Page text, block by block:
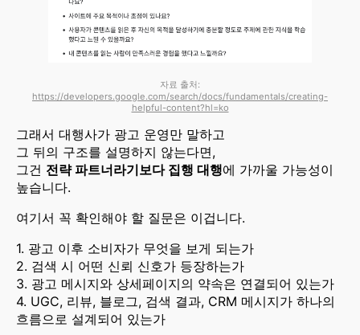
자료 출처:
https://developers.google.com/search/docs/fundamentals/creating-
helpful-content?hl=ko
그래서 대행사가 광고 운영만 말하고
그 뒤의 구조를 설명하지 않는다면,
그건 전략 파트너라기보다 집행 대행에 가까울 가능성이
높습니다.
여기서 꼭 확인해야 할 질문은 이겁니다.
1. 광고 이후 소비자가 무엇을 보게 되는가
2. 검색 시 어떤 신뢰 신호가 등장하는가
3. 광고 메시지와 상세페이지의 약속은 연결되어 있는가
4. UGC, 리뷰, 블로그, 검색 결과, CRM 메시지가 하나의
흐름으로 설계되어 있는가